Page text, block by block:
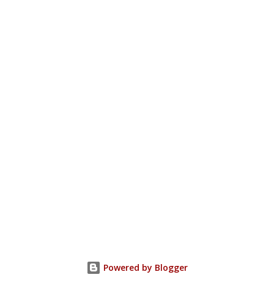
Powered by Blogger